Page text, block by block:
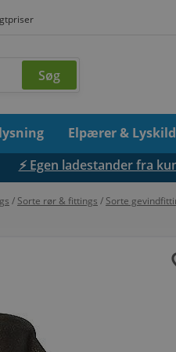
Elpærer &
⚡ Egen ladestander fra
/ Sorte rør & fittings / Sorte